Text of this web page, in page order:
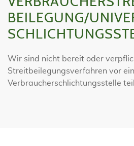
BEILEGUNG/
Wir sind nicht bereit oder
Streitbeilegungsverfahren vor
Verbraucherschlichtungsstelle